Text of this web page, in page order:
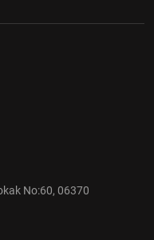
No:60, 06370